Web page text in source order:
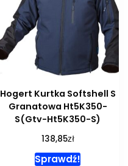
Hogert Kurtka Softshell S
Granatowa Ht5K350-
S(Gtv-Ht5K350-S)
138,85zł
Sprawdź!